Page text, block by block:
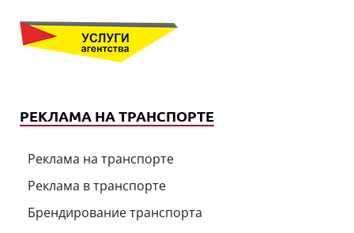
РЕКЛАМА НА ТРАНСПОРТЕ
Реклама на транспорте
Реклама в транспорте
Брендирование транспорта